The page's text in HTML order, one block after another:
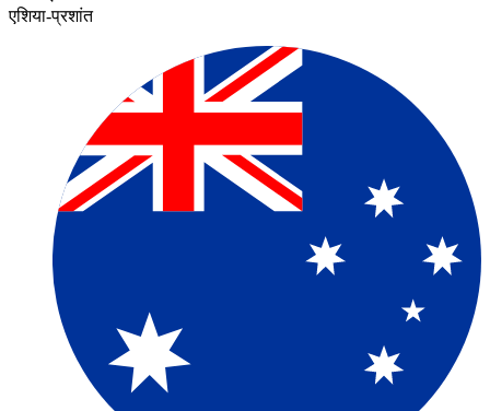
एशिया-प्रशांत​​